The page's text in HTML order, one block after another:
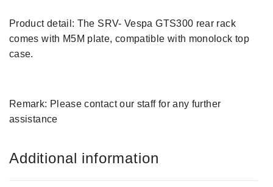
Product detail: The SRV- Vespa GTS300 rear rack
comes with M5M plate, compatible with monolock top
case.
Remark: Please contact our staff for any further
assistance
Additional information